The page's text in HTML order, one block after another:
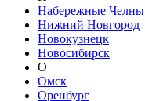
Набережные Челны
Нижний Новгород
Новокузнецк
Новосибирск
О
Омск
Оренбург